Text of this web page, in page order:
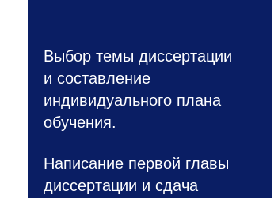
Выбор темы диссертации
и составление
индивидуального плана
обучения.
Написание первой главы
диссертации и сдача